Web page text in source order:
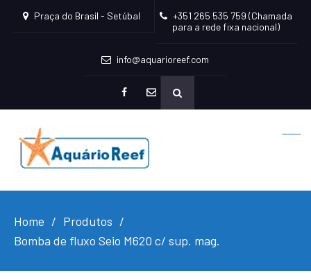
Praça do Brasil - Setúbal
+351 265 535 759 (Chamada
para a rede fixa nacional)
info@aquarioreef.com
mailto
Home
Produtos
Bomba de fluxo Seio M620 c/ sup. mag.